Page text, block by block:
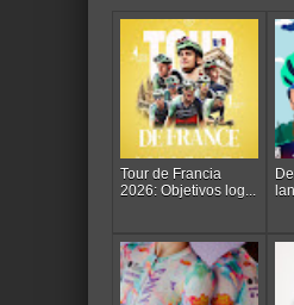
Tour de Francia
2026: Objetivos log...